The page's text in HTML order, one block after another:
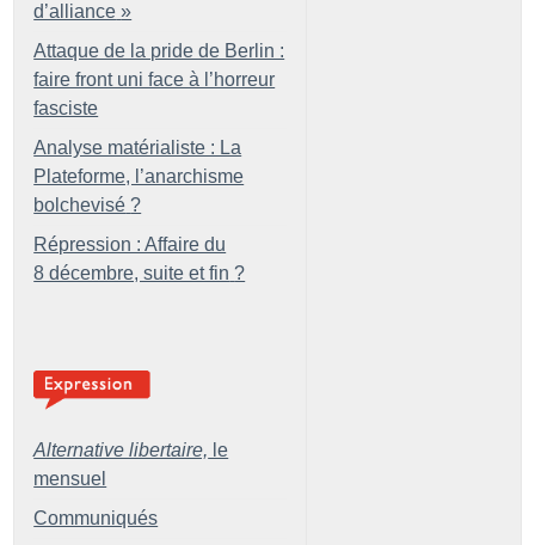
d’alliance »
Attaque de la pride de Berlin :
faire front uni face à l’horreur
fasciste
Analyse matérialiste : La
Plateforme, l’anarchisme
bolchevisé ?
Répression : Affaire du
8 décembre, suite et fin ?
Alternative libertaire, le
mensuel
Communiqués